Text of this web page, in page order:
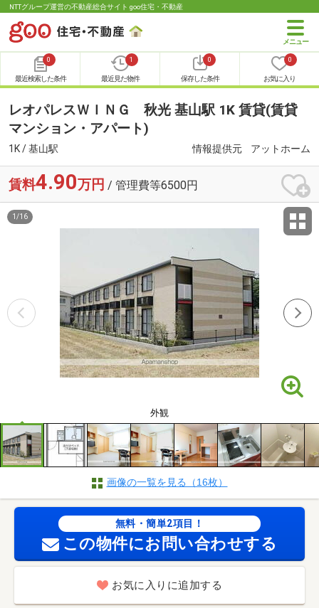
NTTグループ運営の不動産総合サイト goo住宅・不動産
0
最近検索した条件
1
最近見た物件
0
保存した条件
0
お気に入り
レオパレスＷＩＮＧ 秋光 基山駅 1K 賃貸(賃貸
マンション・アパート)
1K / 基山駅 情報提供元 アットホーム
賃料4.90万円 / 管理費等6500円
外観
1 /16
画像の一覧を見る（16枚）
無料・簡単2項目！
この物件にお問い合わせする
お気に入りに追加する